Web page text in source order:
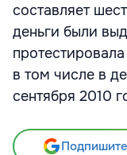
составляет
деньги были
в том числе в
сентября 2010